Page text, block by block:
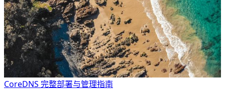
CoreDNS 完整部署与管理指南